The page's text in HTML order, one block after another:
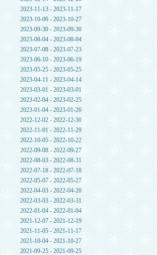
2023-11-13 - 2023-11-17
2023-10-06 - 2023-10-27
2023-09-30 - 2023-09-30
2023-08-04 - 2023-08-04
2023-07-08 - 2023-07-23
2023-06-10 - 2023-06-19
2023-05-25 - 2023-05-25
2023-04-11 - 2023-04-14
2023-03-01 - 2023-03-01
2023-02-04 - 2023-02-25
2023-01-04 - 2023-01-26
2022-12-02 - 2022-12-30
2022-11-01 - 2022-11-29
2022-10-05 - 2022-10-22
2022-09-08 - 2022-09-27
2022-08-03 - 2022-08-31
2022-07-18 - 2022-07-18
2022-05-07 - 2022-05-27
2022-04-03 - 2022-04-20
2022-03-03 - 2022-03-31
2022-01-04 - 2022-01-04
2021-12-07 - 2021-12-19
2021-11-05 - 2021-11-17
2021-10-04 - 2021-10-27
2021-09-25 - 2021-09-25